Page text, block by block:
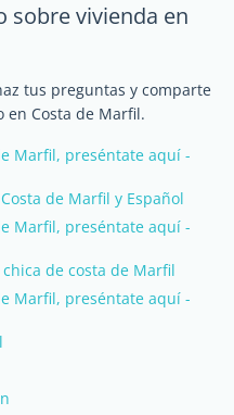
sobre vivienda en
tus preguntas y comparte
Costa de Marfil.
Marfil, preséntate aquí -
de Marfil y Español
Marfil, preséntate aquí -
de costa de Marfil
Marfil, preséntate aquí -